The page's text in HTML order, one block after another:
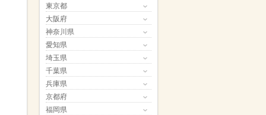
東京都
大阪府
神奈川県
愛知県
埼玉県
千葉県
兵庫県
京都府
福岡県